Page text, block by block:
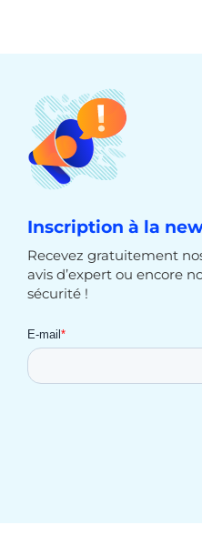
Inscription à la
Recevez gratuitement
avis d’expert ou encore
sécurité !